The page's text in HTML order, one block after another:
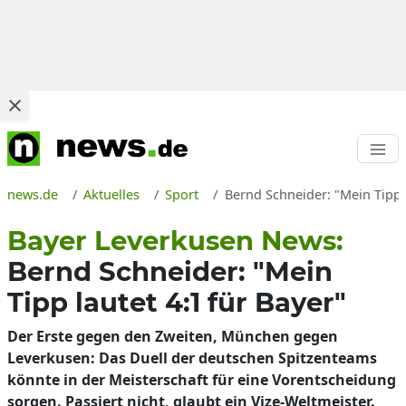
news.de Aktuelles Sport Bernd Schneider: "Mein
Bayer Leverkusen News:
Bernd Schneider: "Mein
Tipp lautet 4:1 für Bayer"
Der Erste gegen den Zweiten, München gegen
Leverkusen: Das Duell der deutschen Spitzenteams
könnte in der Meisterschaft für eine Vorentscheidung
sorgen. Passiert nicht, glaubt ein Vize-Weltmeister.